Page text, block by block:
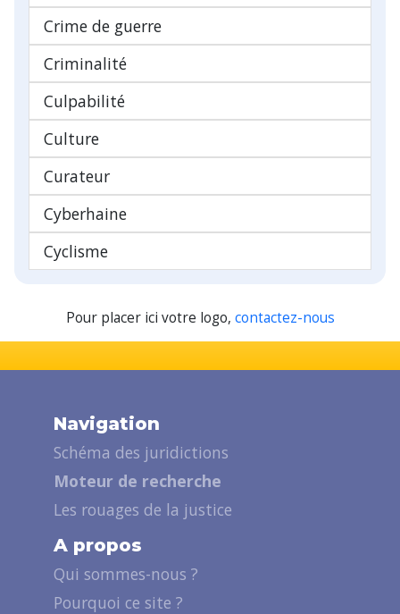
Crime de guerre
Criminalité
Culpabilité
Culture
Curateur
Cyberhaine
Cyclisme
Pour placer ici votre logo, contactez-nous
Navigation
Schéma des juridictions
Moteur de recherche
Les rouages de la justice
A propos
Qui sommes-nous ?
Pourquoi ce site ?